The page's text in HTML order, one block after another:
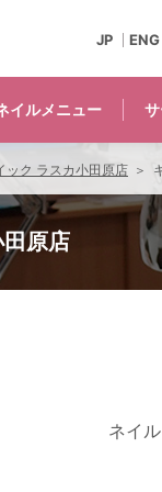
イルメニュー
JP ENG
原店
ネイ
ック ラスカ小田原店